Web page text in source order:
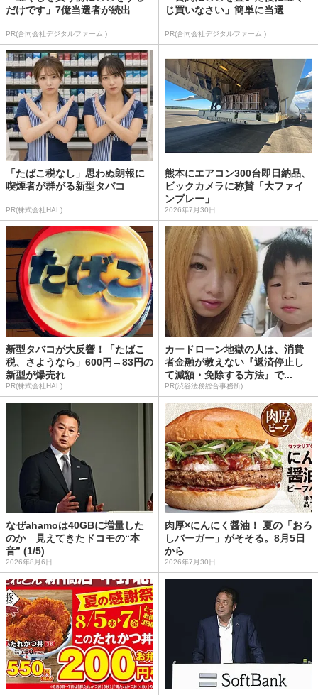
だけです」7億当選者が続出
PR(合同会社デジタルファーム )
じ買いなさい」簡単に当選
PR(合同会社デジタルファーム )
「たばこ税なし」思わぬ朗報に
喫煙者が群がる新型タバコ
PR(株式会社HAL)
熊本にエアコン300台即日納品、
ビックカメラに称賛「大ファイ
ンプレー」
2026年7月30日
新型タバコが大反響！「たばこ
税、さようなら」600円→83円の
新型が爆売れ
PR(株式会社HAL)
カードローン地獄の人は、消費
者金融が教えない『返済停止し
て減額・免除する方法』で...
PR(渋谷法務総合事務所)
なぜahamoは40GBに増量した
のか 見えてきたドコモの“本
音” (1/5)
2026年8月6日
肉厚×にんにく醤油！ 夏の「おろ
しバーガー」がそそる。8月5日
から
2026年7月30日